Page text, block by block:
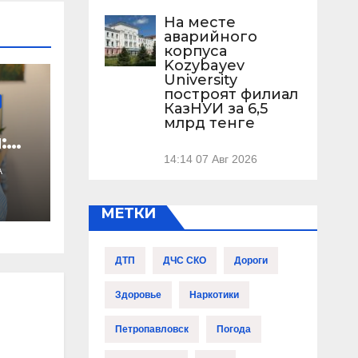
На месте
аварийного
корпуса
Kozybayev
University
построят филиал
КазНУИ за 6,5
млрд тенге
14:14 07 Авг 2026
МЕТКИ
ДТП ДЧС СКО Дороги
Здоровье Наркотики
Петропавловск Погода